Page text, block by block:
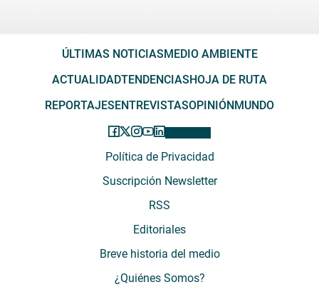
ÚLTIMAS NOTICIASMEDIO AMBIENTE
ACTUALIDADTENDENCIASHOJA DE RUTA
REPORTAJESENTREVISTASOPINIÓNMUNDO
Política de Privacidad
Suscripción Newsletter
RSS
Editoriales
Breve historia del medio
¿Quiénes Somos?